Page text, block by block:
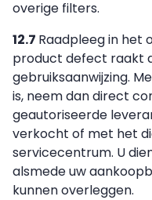
overige filters.
12.7 Raadpleeg in het
product defect raakt
gebruiksaanwijzing.
is, neem dan direct
geautoriseerde
verkocht of met het
servicecentrum. U
alsmede uw
kunnen overleggen.